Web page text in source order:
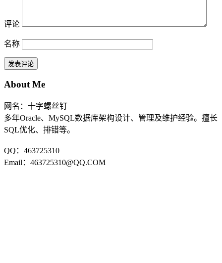
评论
名称
About Me
网名：十字螺丝钉
多年Oracle、MySQL数据库架构设计、管理及维护经验。擅长
SQL优化、排错等。
QQ：463725310
Email：463725310@QQ.COM